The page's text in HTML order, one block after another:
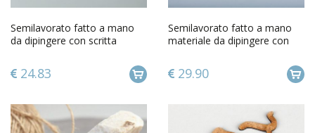
Semilavorato fatto a mano
da dipingere con scritta
24.83
Semilavorato fatto a mano
materiale da dipingere con
29.90